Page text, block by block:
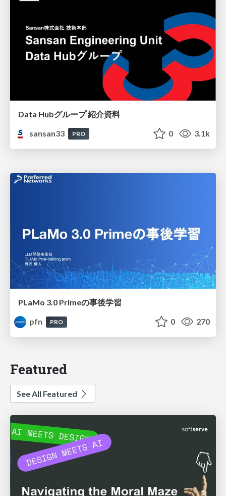
Data Hubグループ 紹介資料
sansan33
PRO 0 3.1k
PLaMo 3.0 Primeの事後学習
pfn
PRO 0 270
Featured
See All Featured